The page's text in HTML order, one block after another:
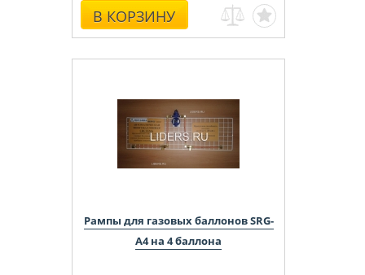
В КОРЗИНУ
Рампы для газовых баллонов SRG-
А4 на 4 баллона